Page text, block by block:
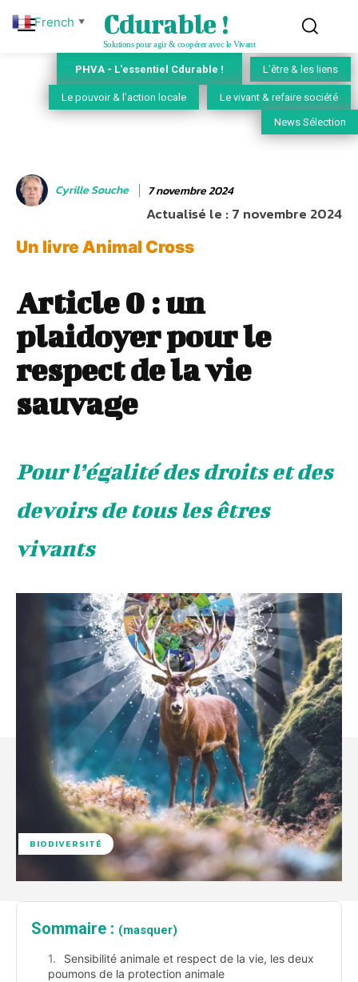
Cdurable !
Solutions pour agir & coopérer avec le Vivant
PHVA - L'essentiel Cdurable ! L'être & les liens
Le pouvoir & l'action locale Le vivant & refaire société
News Sélection
Cyrille Souche 7 novembre 2024
Actualisé le :7 novembre 2024
Un livre Animal Cross
Article 0 : un
plaidoyer pour le
respect de la vie
sauvage
Pour l’égalité des droits et des
devoirs de tous les êtres
vivants
BIODIVERSITÉ
Sommaire : (masquer)
Sensibilité animale et respect de la vie, les deux
poumons de la protection animale
French ▼